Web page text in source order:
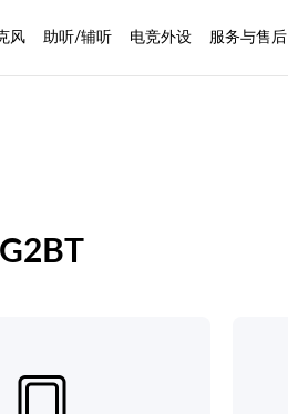
风 助听/辅听 电竞外设 服务与售后
G2BT